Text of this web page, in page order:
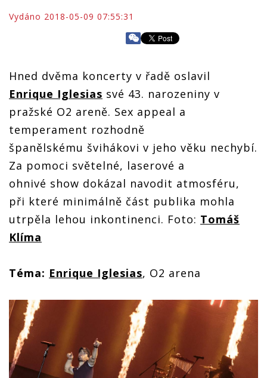
Vydáno 2018-05-09 07:55:31
Hned dvěma koncerty v řadě oslavil
Enrique Iglesias své 43. narozeniny v
pražské O2 areně. Sex appeal a
temperament rozhodně
španělskému švihákovi v jeho věku nechybí.
Za pomoci světelné, laserové a
ohnivé show dokázal navodit atmosféru,
při které minimálně část publika mohla
utrpěla lehou inkontinenci. Foto: Tomáš
Klíma
Téma: Enrique Iglesias, O2 arena